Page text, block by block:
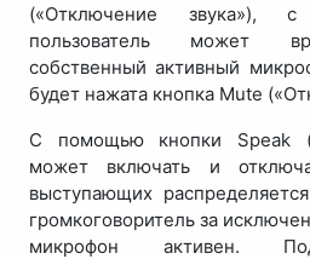
(«Отключение звука»),
пользователь может
собственный активный
будет нажата кнопка Mute
С помощью кнопки Speak
может включать и
выступающих
громкоговоритель за
микрофон активен.